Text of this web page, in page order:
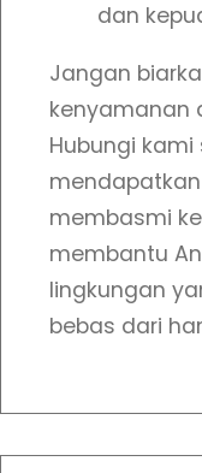
dan
Jangan
kenyamanan
Hubungi
membasmi
membantu
lingkungan
bebas dari